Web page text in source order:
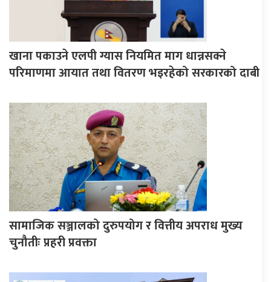
खाना पकाउने एलपी ग्यास नियमित माग धान्नसक्ने
परिमाणमा आयात तथा वितरण भइरहेको सरकारको दाबी
सामाजिक सञ्जालको दुरुपयोग र वित्तीय अपराध मुख्य
चुनौतीः प्रहरी प्रवक्ता